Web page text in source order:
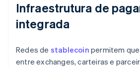
Infraestrutura de
integrada
Redes de stablecoin permitem
entre exchanges, carteiras e